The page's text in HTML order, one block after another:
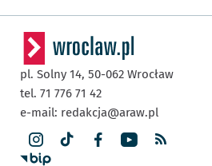
pl. Solny 14, 50-062 Wrocław
tel. 71 776 71 42
e-mail: redakcja@araw.pl